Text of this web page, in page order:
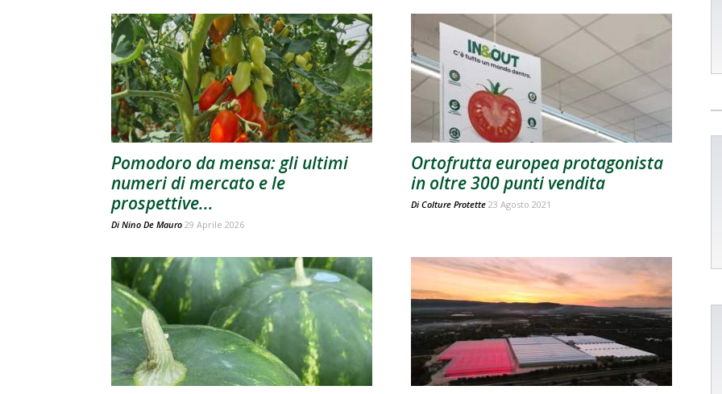
Pomodoro da mensa: gli ultimi
numeri di mercato e le
prospettive...
Di Nino De Mauro 29 Aprile 2026
Ortofrutta europea protagonista
in oltre 300 punti vendita
Di Colture Protette 23 Agosto 2021